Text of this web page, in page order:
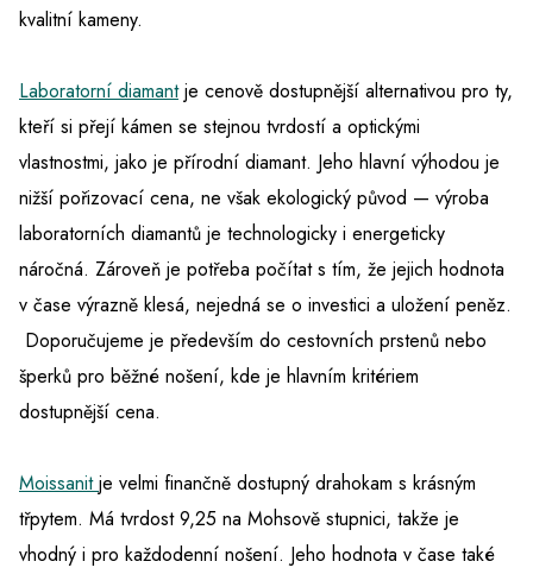
kvalitní kameny.
Laboratorní diamant je cenově dostupnější alternativou pro ty,
kteří si přejí kámen se stejnou tvrdostí a optickými
vlastnostmi, jako je přírodní diamant. Jeho hlavní výhodou je
nižší pořizovací cena, ne však ekologický původ — výroba
laboratorních diamantů je technologicky i energeticky
náročná. Zároveň je potřeba počítat s tím, že jejich hodnota
v čase výrazně klesá, nejedná se o investici a uložení peněz.
Doporučujeme je především do cestovních prstenů nebo
šperků pro běžné nošení, kde je hlavním kritériem
dostupnější cena.
Moissanit je velmi finančně dostupný drahokam s krásným
třpytem. Má tvrdost 9,25 na Mohsově stupnici, takže je
vhodný i pro každodenní nošení. Jeho hodnota v čase také